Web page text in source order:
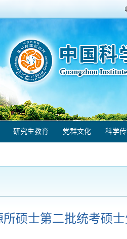
研究生教育 党群文化 科学
所硕士第二批统考硕